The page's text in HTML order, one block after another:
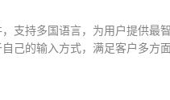
支持多国语言，为用户提供最
己的输入方式，满足客户多方